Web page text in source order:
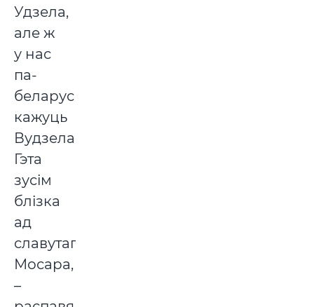
Удзела,
але ж
у нас
па-
беларуску
кажуць
Вудзела.
Гэта
зусім
блізка
ад
славутага
Мосара,
–